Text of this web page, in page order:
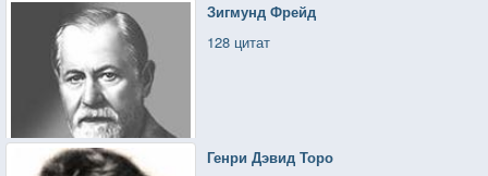
Зигмунд Фрейд
128 цитат
Генри Дэвид Торо